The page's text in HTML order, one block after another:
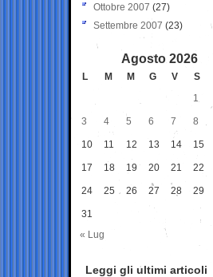
Ottobre 2007 (27)
Settembre 2007 (23)
Agosto 2026
L M M G V S
1
3 4 5 6 7 8
10 11 12 13 14 15
17 18 19 20 21 22
24 25 26 27 28 29
31
« Lug
Leggi gli ultimi articoli